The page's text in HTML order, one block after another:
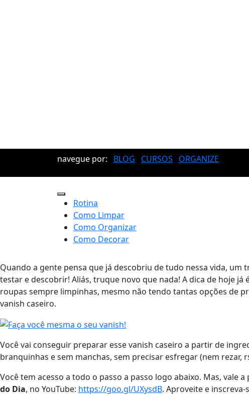
navegue por: BLOG CURSOS ORGANIZE
Rotina
Como Limpar
Como Organizar
Como Decorar
Quando a gente pensa que já descobriu de tudo nessa vida,
testar e descobrir! Aliás, truque novo que nada! A dica de hoje
roupas sempre limpinhas, mesmo não tendo tantas opções de
vanish caseiro.
Você vai conseguir preparar esse vanish caseiro a partir de
branquinhas e sem manchas, sem precisar esfregar (nem rezar,
Você tem acesso a todo o passo a passo logo abaixo. Mas,
do Dia, no YouTube: https://goo.gl/UXysdB. Aproveite e